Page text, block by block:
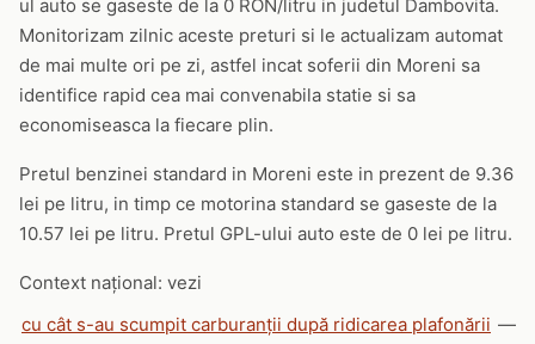
ul auto se gaseste de la 0 RON/litru in judetul Dambovita.
Monitorizam zilnic aceste preturi si le actualizam automat
de mai multe ori pe zi, astfel incat soferii din Moreni sa
identifice rapid cea mai convenabila statie si sa
economiseasca la fiecare plin.
Pretul benzinei standard in Moreni este in prezent de 9.36
lei pe litru, in timp ce motorina standard se gaseste de la
10.57 lei pe litru. Pretul GPL-ului auto este de 0 lei pe litru.
Context național: vezi
cu cât s-au scumpit carburanții după ridicarea plafonării —